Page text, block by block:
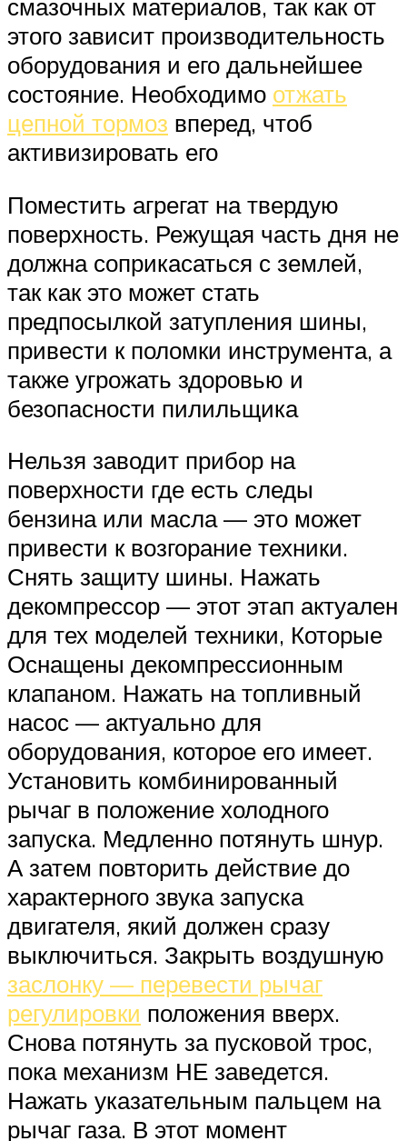
смазочных материалов, так как от
этого зависит производительность
оборудования и его дальнейшее
состояние. Необходимо отжать
цепной тормоз вперед, чтоб
активизировать его
Поместить агрегат на твердую
поверхность. Режущая часть дня не
должна соприкасаться с землей,
так как это может стать
предпосылкой затупления шины,
привести к поломки инструмента, а
также угрожать здоровью и
безопасности пилильщика
Нельзя заводит прибор на
поверхности где есть следы
бензина или масла — это может
привести к возгорание техники.
Снять защиту шины. Нажать
декомпрессор — этот этап актуален
для тех моделей техники, Которые
Оснащены декомпрессионным
клапаном. Нажать на топливный
насос — актуально для
оборудования, которое его имеет.
Установить комбинированный
рычаг в положение холодного
запуска. Медленно потянуть шнур.
А затем повторить действие до
характерного звука запуска
двигателя, який должен сразу
выключиться. Закрыть воздушную
заслонку — перевести рычаг
регулировки положения вверх.
Снова потянуть за пусковой трос,
пока механизм НЕ заведется.
Нажать указательным пальцем на
рычаг газа. В этот момент